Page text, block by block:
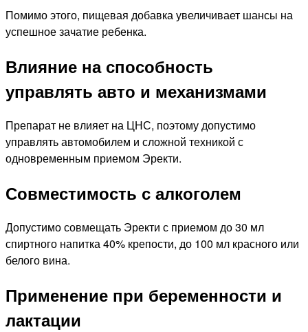
Помимо этого, пищевая добавка увеличивает шансы на
успешное зачатие ребенка.
Влияние на способность
управлять авто и механизмами
Препарат не влияет на ЦНС, поэтому допустимо
управлять автомобилем и сложной техникой с
одновременным приемом Эректи.
Совместимость с алкоголем
Допустимо совмещать Эректи с приемом до 30 мл
спиртного напитка 40% крепости, до 100 мл красного или
белого вина.
Применение при беременности и
лактации